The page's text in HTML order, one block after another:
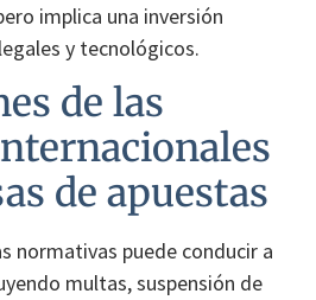
implica una inversión
y tecnológicos.
de las
de apuestas
normativas puede conducir a
multas, suspensión de